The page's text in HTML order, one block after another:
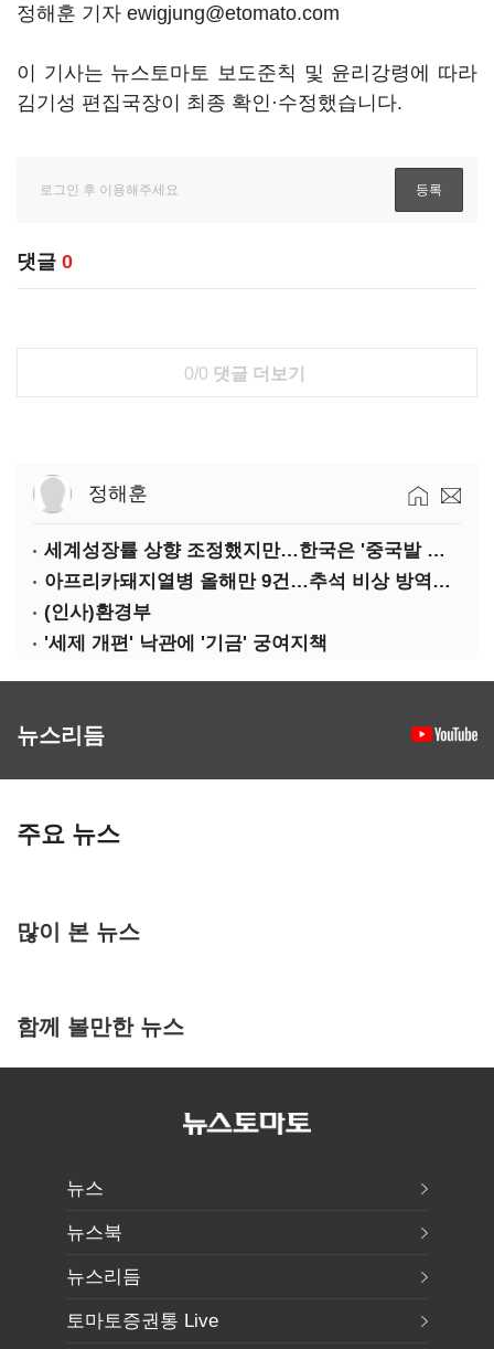
정해훈 기자 ewigjung@etomato.com
이 기사는 뉴스토마토 보도준칙 및 윤리강령에 따라
김기성 편집국장이 최종 확인·수정했습니다.
댓글 0
0/0 댓글 더보기
정해훈
세계성장률 상향 조정했지만…한국은 '중국발 살얼음판'
아프리카돼지열병 올해만 9건…추석 비상 방역에 '총력'
(인사)환경부
'세제 개편' 낙관에 '기금' 궁여지책
뉴스리듬
주요 뉴스
많이 본 뉴스
함께 볼만한 뉴스
뉴스
뉴스북
뉴스리듬
토마토증권통 Live